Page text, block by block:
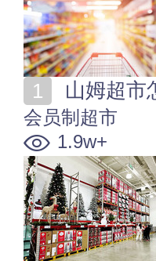
山姆超市
会员制超市
1.9w+